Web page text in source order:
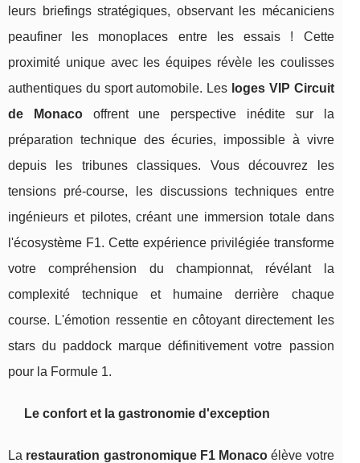
leurs briefings stratégiques, observant les mécaniciens
peaufiner les monoplaces entre les essais ! Cette
proximité unique avec les équipes révèle les coulisses
authentiques du sport automobile. Les loges VIP Circuit
de Monacooffrent une perspective inédite sur la
préparation technique des écuries, impossible à vivre
depuis les tribunes classiques. Vous découvrez les
tensions pré-course, les discussions techniques entre
ingénieurs et pilotes, créant une immersion totale dans
l'écosystème F1. Cette expérience privilégiée transforme
votre compréhension du championnat, révélant la
complexité technique et humaine derrière chaque
course. L'émotion ressentie en côtoyant directement les
stars du paddock marque définitivement votre passion
pour la Formule 1.
Le confort et la gastronomie d'exception
La restauration gastronomique F1 Monaco élève votre